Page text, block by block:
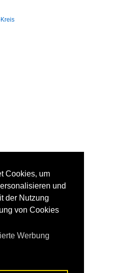
Cookies, um
und
der Nutzung
von Cookies
Werbung